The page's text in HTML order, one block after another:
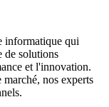
informatique qui
de solutions
et l'innovation.
nos experts